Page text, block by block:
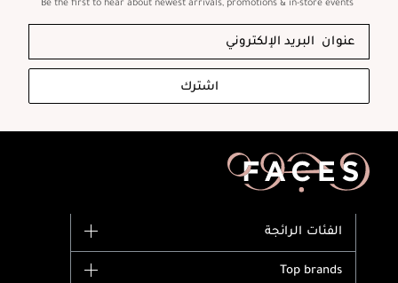
اشترك
الفئات الرائجة
Top brands